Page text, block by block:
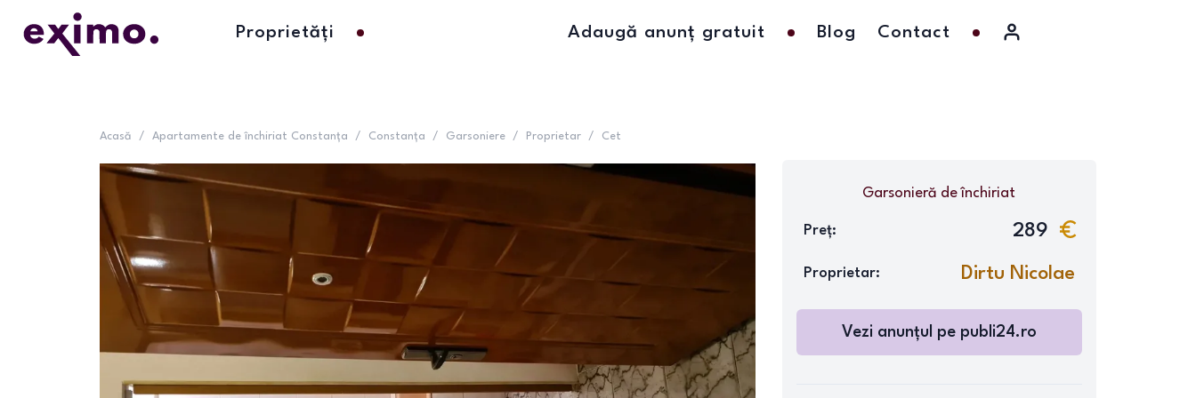
Proprietăți Adaugă anunț gratuit Blog Contact
Acasă / Apartamente de închiriat Constanța / Constanța / Garsoniere / Proprietar / Cet
Garsonieră de închiriat
Preț: 289
Proprietar: Dirtu Nicolae
Vezi anunțul pe publi24.ro